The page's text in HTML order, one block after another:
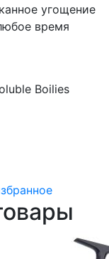
угощение
время
Boilies